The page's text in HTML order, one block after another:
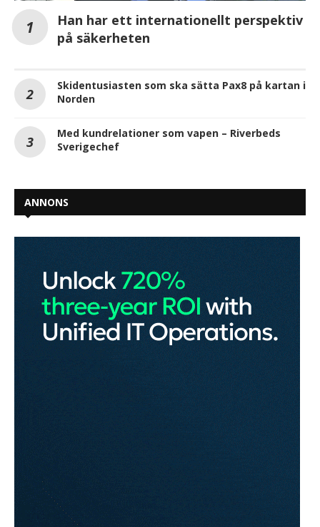
Han har ett internationellt perspektiv
på säkerheten
Skidentusiasten som ska sätta Pax8 på kartan i
Norden
Med kundrelationer som vapen – Riverbeds
Sverigechef
ANNONS